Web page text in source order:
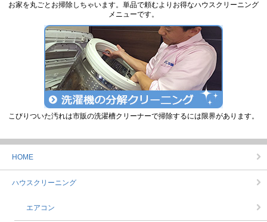
お家を丸ごとお掃除しちゃいます。単品で頼むよりお得なハウスクリーニング
メニューです。
こびりついた汚れは市販の洗濯槽クリーナーで掃除するには限界があります。
HOME
ハウスクリーニング
エアコン